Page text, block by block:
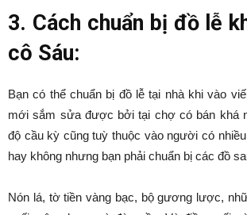
3. Cách chuẩn bị đồ lễ
cô Sáu:
Bạn có thể chuẩn bị đồ lễ tại nhà khi vào
mới sắm sửa được bởi tại chợ có bán khá
độ cầu kỳ cũng tuỳ thuộc vào người có
hay không nhưng bạn phải chuẩn bị các đồ
Nón lá, tờ tiền vàng bạc, bộ gương lược,